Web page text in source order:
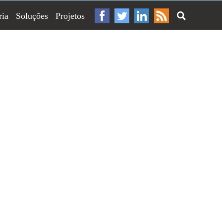
Soluções Projetos